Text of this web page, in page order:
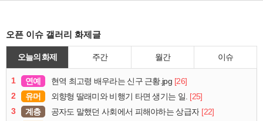
오픈 이슈 갤러리 화제글
오늘의 화제 주간 월간 이슈
1 연예 현역 최고령 배우라는 신구 근황.jpg [26]
2
유머 외향형 딸래미와 비행기 타면 생기는 일. [25]
3
계층 공자도 말했던 사회에서 피해야하는 상급자 [22]